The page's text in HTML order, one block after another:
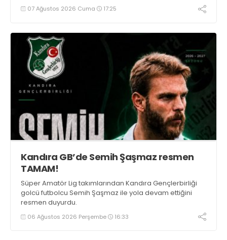
07 Ağustos 2026 Cuma 17:25
Kandıra GB’de Semih Şaşmaz resmen
TAMAM!
Süper Amatör Lig takımlarından Kandıra Gençlerbirliği
golcü futbolcu Semih Şaşmaz ile yola devam ettiğini
resmen duyurdu.
06 Ağustos 2026 Perşembe 16:33